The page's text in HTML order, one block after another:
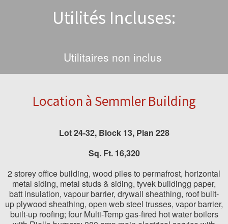
Utilités Incluses:
Utilitaires non inclus
Location à Semmler Building
Lot24-32, Block 13, Plan 228
Sq. Ft. 16,320
2 storey office building, wood piles to permafrost, horizontal
metal siding, metal studs & siding, tyvek buildingg paper,
batt insulation, vapour barrier, drywall sheathing, roof built-
up plywood sheathing, open web steel trusses, vapor barrier,
built-up roofing; four Multi-Temp gas-fired hot water boilers